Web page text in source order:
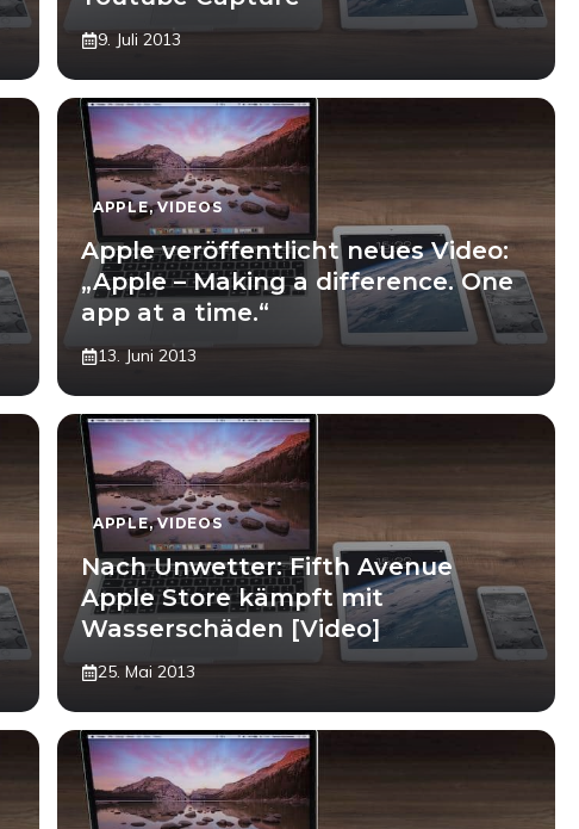
9. Juli 2013
APPLE,VIDEOS
Apple veröffentlicht neues Video:
„Apple – Making a difference. One
app at a time.“
13. Juni 2013
APPLE,VIDEOS
Nach Unwetter: Fifth Avenue
Apple Store kämpft mit
Wasserschäden [Video]
25. Mai 2013